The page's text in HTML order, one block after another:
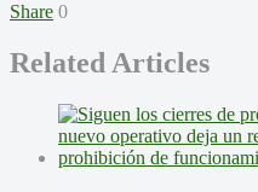
Share 0
Related Articles